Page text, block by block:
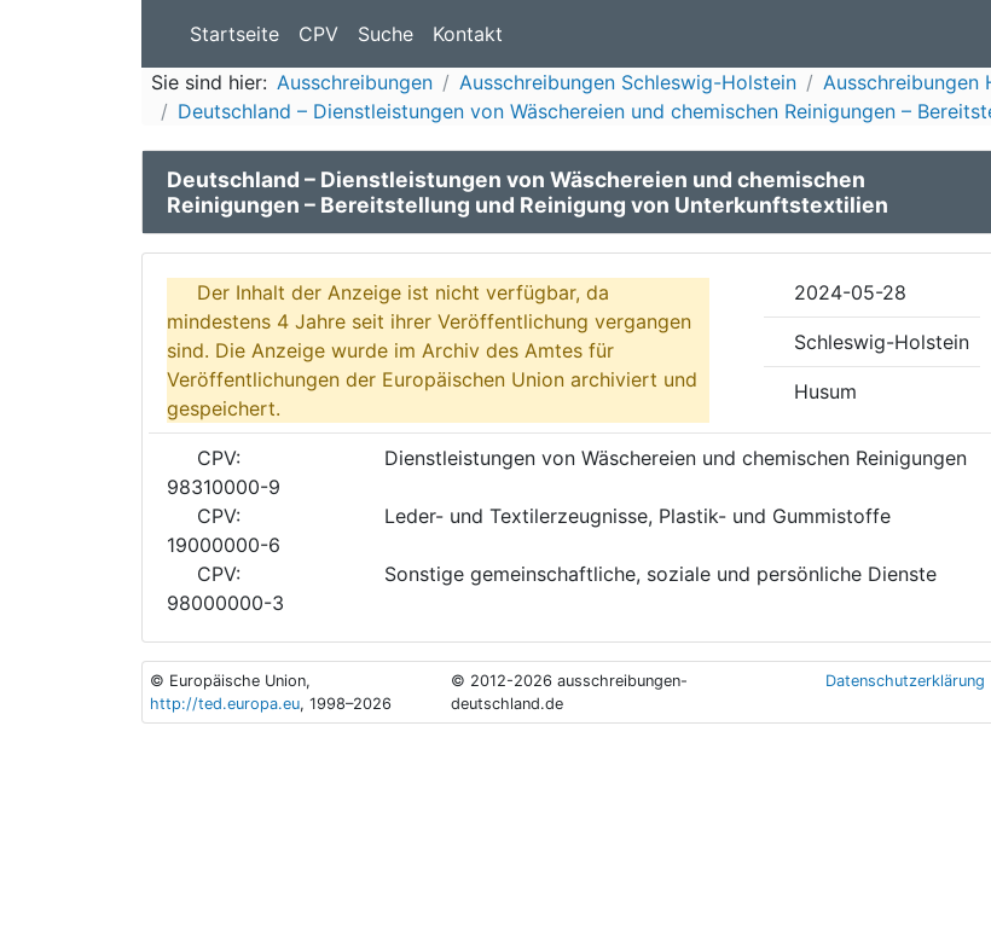
Startseite CPV Suche Kontakt
Sie sind hier: Ausschreibungen Ausschreibungen Schleswig-Holstein
Ausschreibungen
Deutschland – Dienstleistungen von Wäschereien und chemischen Reinigungen –
Deutschland – Dienstleistungen von Wäschereien und chemischen
Reinigungen – Bereitstellung und Reinigung von Unterkunftstextilien
Der Inhalt der Anzeige ist nicht verfügbar, da
mindestens 4 Jahre seit ihrer Veröffentlichung vergangen
sind. Die Anzeige wurde im Archiv des Amtes für
Veröffentlichungen der Europäischen Union archiviert und
gespeichert.
2024-05-28
Schleswig-Holstein
Husum
CPV:
98310000-9
Dienstleistungen von Wäschereien und chemischen Reinigungen
CPV:
19000000-6
Leder- und Textilerzeugnisse, Plastik- und Gummistoffe
CPV:
98000000-3
Sonstige gemeinschaftliche, soziale und persönliche Dienste
© Europäische Union,
http://ted.europa.eu, 1998–2026
© 2012-2026 ausschreibungen-
deutschland.de
Datenschutzerklärung